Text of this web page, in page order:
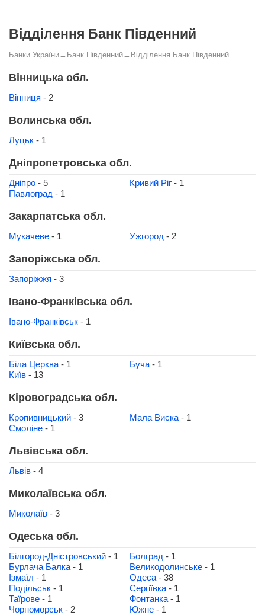
Відділення Банк Південний
Банки України→ Банк Південний→ Відділення Банк Південний
Вінницька обл.
Вінниця - 2
Волинська обл.
Луцьк - 1
Дніпропетровська обл.
Дніпро - 5 Кривий Ріг - 1
Павлоград - 1
Закарпатська обл.
Мукачеве - 1 Ужгород - 2
Запоріжська обл.
Запоріжжя - 3
Івано-Франківська обл.
Івано-Франківськ - 1
Київська обл.
Біла Церква - 1 Буча - 1
Київ - 13
Кіровоградська обл.
Кропивницький - 3 Мала Виска - 1
Смоліне - 1
Львівська обл.
Львів - 4
Миколаївська обл.
Миколаїв - 3
Одеська обл.
Білгород-Дністровський - 1 Болград - 1
Бурлача Балка - 1 Великодолинське - 1
Ізмаїл - 1 Одеса - 38
Подільськ - 1 Сергіївка - 1
Таїрове - 1 Фонтанка - 1
Чорноморськ - 2 Южне - 1